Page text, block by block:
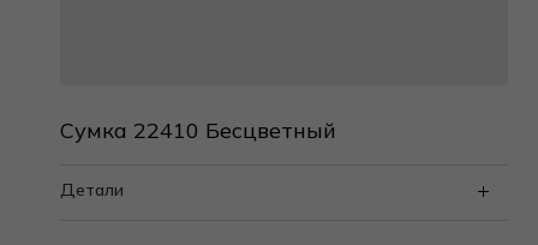
Сумка 22410 Бесцветный
Детали